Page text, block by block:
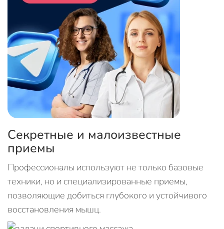
Секретные и малоизвестные
приемы
Профессионалы используют не только базовые
техники, но и специализированные приемы,
позволяющие добиться глубокого и устойчивого
восстановления мышц.